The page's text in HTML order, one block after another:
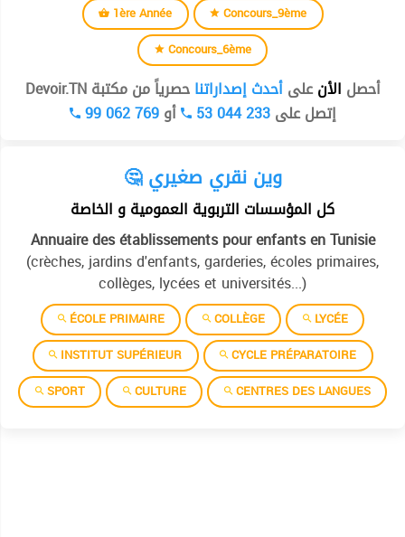
1ère Année
Concours_9ème
Concours_6ème
أحصل الأنعلىأحدث إصداراتناحصرياً من مكتبة Devoir.TN
إتصل على53 044 233 أو99 062 769
🤔 وين نقري صغيري
كل المؤسسات التربوية العمومية و الخاصة
Annuaire des établissements pour enfants en Tunisie
(crèches, jardins d'enfants, garderies, écoles primaires,
collèges, lycées et universités...)
ÉCOLE PRIMAIRE COLLÈGE
LYCÉE
INSTITUT SUPÉRIEUR
CYCLE PRÉPARATOIRE
SPORT
CULTURE CENTRES DES LANGUES